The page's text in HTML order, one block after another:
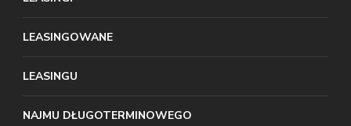
LEASINGOWANE
LEASINGU
NAJMU DŁUGOTERMINOWEGO